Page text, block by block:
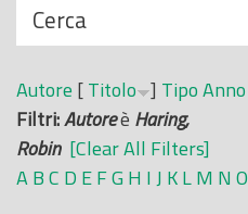
N
a
s
c
o
n
d
Cerca
Autore [Titolo ] TipoAnno
Filtri:Autoreè Haring,
Robin [Clear All Filters]
ABC D EFG H IJ KLM N O